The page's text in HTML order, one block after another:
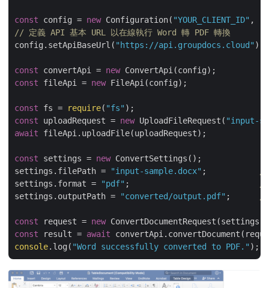
const config = new Configuration( "YOUR_CLIENT_ID" ,
// 定義 API 基本 URL 以在線執行 Word 轉 PDF 轉換
config.setApiBaseUrl( "https://api.groupdocs.cloud" );
const convertApi = new
const fileApi = new FileApi(config);
const fs = require( "fs"
const uploadRequest = new UploadFileRequest( "input-
await fileApi.uploadFile(uploadRequest);
const settings = new ConvertSettings();
settings.filePath =
"input-sample.docx" ;
settings.format =
"pdf" ;
settings.outputPath =
"converted/output.pdf" ;
const request = new
const result = await
console.log( "Word successfully converted to PDF."